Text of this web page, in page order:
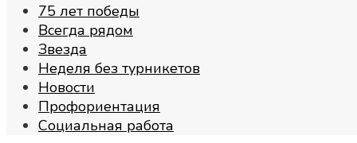
75 лет победы
Всегда рядом
Звезда
Неделя без турникетов
Новости
Профориентация
Социальная работа